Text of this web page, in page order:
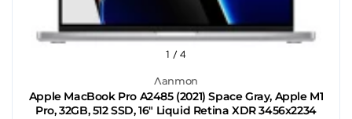
Лаптоп
Apple MacBook Pro A2485 (2021) Space Gray, Apple M1
Pro, 32GB, 512 SSD, 16" Liquid Retina XDR 3456x2234
1 / 4